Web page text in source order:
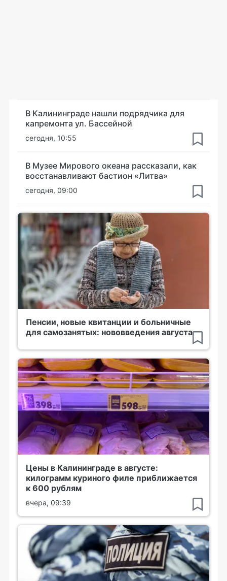
В Калининграде нашли подрядчика для
капремонта ул. Бассейной
сегодня, 10:55
В Музее Мирового океана рассказали, как
восстанавливают бастион «Литва»
сегодня, 09:00
Пенсии, новые квитанции и больничные
для самозанятых: нововведения августа
Цены в Калининграде в августе:
килограмм куриного филе приближается
к 600 рублям
вчера, 09:39